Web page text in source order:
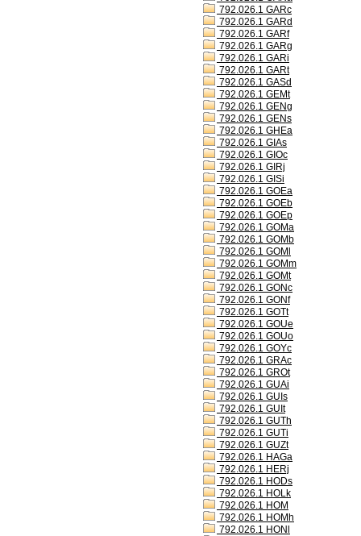
792.026.1 GARc
792.026.1 GARd
792.026.1 GARf
792.026.1 GARg
792.026.1 GARi
792.026.1 GARt
792.026.1 GASd
792.026.1 GEMt
792.026.1 GENg
792.026.1 GENs
792.026.1 GHEa
792.026.1 GIAs
792.026.1 GIOc
792.026.1 GIRj
792.026.1 GISi
792.026.1 GOEa
792.026.1 GOEb
792.026.1 GOEp
792.026.1 GOMa
792.026.1 GOMb
792.026.1 GOMl
792.026.1 GOMm
792.026.1 GOMt
792.026.1 GONc
792.026.1 GONf
792.026.1 GOTt
792.026.1 GOUe
792.026.1 GOUo
792.026.1 GOYc
792.026.1 GRAc
792.026.1 GROt
792.026.1 GUAi
792.026.1 GUIs
792.026.1 GUIt
792.026.1 GUTh
792.026.1 GUTi
792.026.1 GUZt
792.026.1 HAGa
792.026.1 HERj
792.026.1 HODs
792.026.1 HOLk
792.026.1 HOM
792.026.1 HOMh
792.026.1 HONl